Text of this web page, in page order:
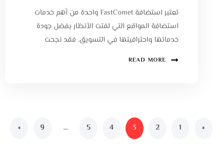
تعتبر استضافة FastComet واحدة من أهم خدمات
استضافة المواقع التي لفتت الأنظار بفضل جودة
خدماتها واحترافيتها في التسويق. فقد نجحت
READ MORE
«
1
2
3
4
5
…
9
»